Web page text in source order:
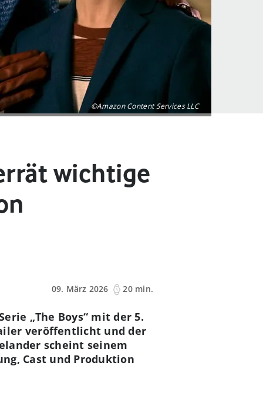
©Amazon Content Services LLC
wichtige
09. März 2026
20 min.
„The Boys“ mit der 5.
veröffentlicht und der
scheint seinem
Cast und Produktion